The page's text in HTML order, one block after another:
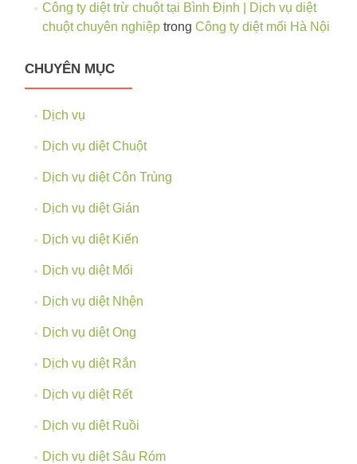
Công ty diệt trừ chuột tại Bình Định | Dịch vụ diệt
chuột chuyên nghiệptrong Công ty diệt mối Hà Nội
CHUYÊN MỤC
Dịch vụ
Dịch vụ diệt Chuột
Dịch vụ diệt Côn Trùng
Dịch vụ diệt Gián
Dịch vụ diệt Kiến
Dịch vụ diệt Mối
Dịch vụ diệt Nhện
Dịch vụ diệt Ong
Dịch vụ diệt Rắn
Dịch vụ diệt Rết
Dịch vụ diệt Ruồi
Dịch vụ diệt Sâu Róm